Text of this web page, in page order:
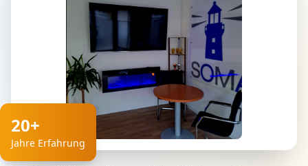
20+
Jahre Erfahrung